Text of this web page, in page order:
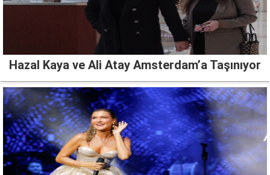
Hazal Kaya ve Ali Atay Amsterdam’a Taşınıyor